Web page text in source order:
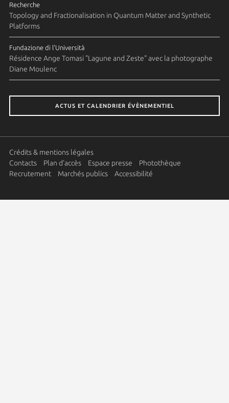
Recherche
Topology and Fractionalisation in Quantum Matter and Synthetic
Platforms
Fundazione di l'Università
Résidence Ange Tomasi "Lagune and Zeste" avec la photographe
Diane Moulenc
ACTUS ET CALENDRIER ÉVÈNEMENTIEL
Crédits & mentions légales
Contacts
Plan d'accès Espace presse
Photothèque
Recrutement
Marchés publics Accessibilité